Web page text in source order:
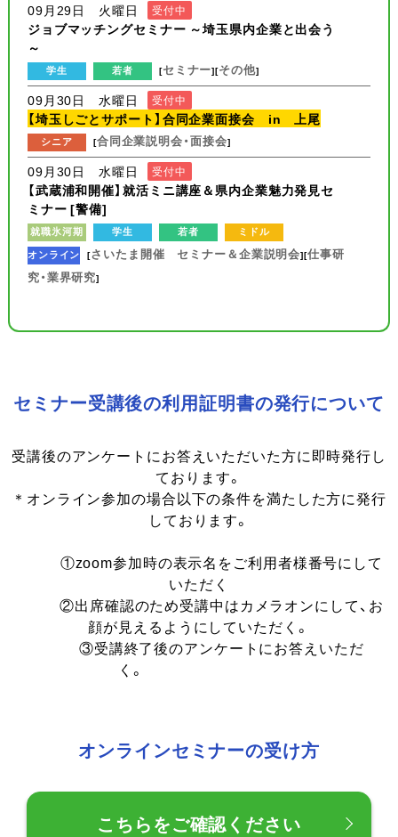
09月29日 火曜日 受付中
ジョブマッチングセミナー ～埼玉県内企業と出会う
～
学生 若者 [セミナー][その他]
09月30日 水曜日 受付中
【埼玉しごとサポート】合同企業面接会 in 上尾
シニア [合同企業説明会・面接会]
09月30日 水曜日 受付中
【武蔵浦和開催】就活ミニ講座＆県内企業魅力発見セ
ミナー [警備]
就職氷河期 学生 若者
ミドル
オンライン
[さいたま開催 セミナー＆企業説明会][仕事研
究・業界研究]
セミナー受講後の利用証明書の発行について
受講後のアンケートにお答えいただいた方に即時発行し
ております。
＊オンライン参加の場合以下の条件を満たした方に発行
しております。
①zoom参加時の表示名をご利用者様番号にして
いただく
②出席確認のため受講中はカメラオンにして、お
顔が見えるようにしていただく。
③受講終了後のアンケートにお答えいただ
く。
オンラインセミナーの受け方
こちらをご確認ください